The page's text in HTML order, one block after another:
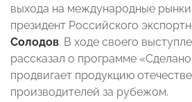
выхода на международные
президент Российского
Солодов. В ходе своего
рассказал о программе
продвигает продукцию
производителей за рубежом.